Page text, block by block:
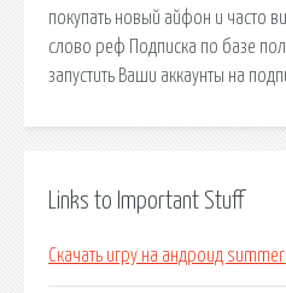
покупать новый айфон и часто
слово реф Подписка по базе
запустить Ваши аккаунты на
Links to Important Stuff
Скачать игру на андроид